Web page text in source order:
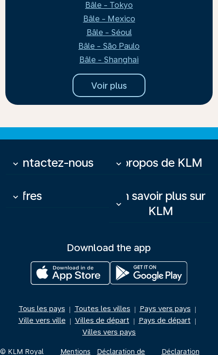
Bâle - Tokyo
Bâle - Mexico
Bâle - Séoul
Bâle - São Paulo
Bâle - Shanghai
Voir plus
Contactez-nous
keyboard_arrow_down À propos de KLM
keyboard_arrow_down
Offres
keyboard_arrow_down
En savoir plus sur
KLM
keyboard_arrow_down
Download the app
Tous les pays | Toutes les villes | Pays vers pays |
Ville vers ville | Villes de départ | Pays de départ |
Villes vers pays
© KLM Royal Mentions Déclaration de Déclaration